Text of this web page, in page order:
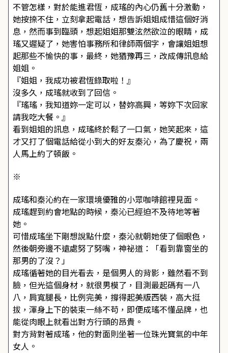
不管怎樣，對於能進君恆，成瑤的內心仍舊十分激動，
她按捺不住，立刻拿起電話，想告訴姐姐成惜這個好消
息，然而事到臨頭，想起姐姐那雙泫然欲泣的眼睛，成
瑤又遲疑了，她害怕事務所和律師兩個字，會讓姐姐想
起那些不愉快的事，最終，她猶豫再三，改成傳訊息給
姐姐。
『姐姐，我成功被君恆錄取啦！』
沒多久，成瑤就收到了回信。
『瑤瑤，我知道妳一定可以，替妳高興，等妳下次回家
請我吃大餐。』
看到姐姐的訊息，成瑤終於鬆了一口氣，她笑起來，這
才又打了個電話給從小到大的好友秦沁，為了慶祝，兩
人馬上約了頓飯。
※
成瑤和秦沁約在一家環境優雅的小眾咖啡館裡見面。
成瑤趕到約會地點的時候，秦沁已經迫不及待地等著
她。
可惜成瑤坐下剛想說點什麼，秦沁就朝她使了個眼色，
然後朝旁邊不遠處努了努嘴，神祕道：「看到靠窗坐的
那男的了沒？」
成瑤循著她的目光看去，是個男人的背影，雖然看不到
臉，但光這個身材，就很男模了，目測最起碼有一八
八，肩寬腿長，比例完美，撐得起美版西裝，高大挺
拔，渾身上下的裝束一絲不苟，即便成瑤不懂品牌，也
能從肉眼上就看出對方行頭的昂貴。
對方背對著成瑤，他的對面則坐著一位珠光寶氣的中年
女人。